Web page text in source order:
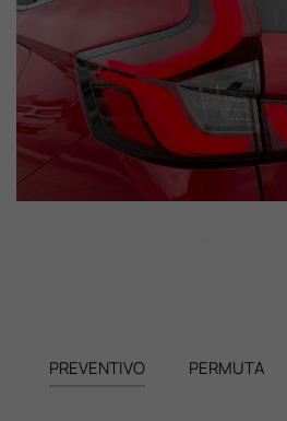
PREVENTIVO PERMUTA